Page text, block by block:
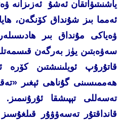
ياشنىتىۋاتقان ئەشۇ ئەزىزانە
ئەمما بىز شۇنداق كۆنگەن،
ۋەياكى مۇنداق بىر
سەۋەبتىن يۈز بەرگەن
قاتۇرۇپ ئويلىنىشتىن كۆرە
ھەممىسىنى گۇناھى ئېغىر
تەسەللى تېپىشقا
قانداقتۇر تەسەۋۋۇر